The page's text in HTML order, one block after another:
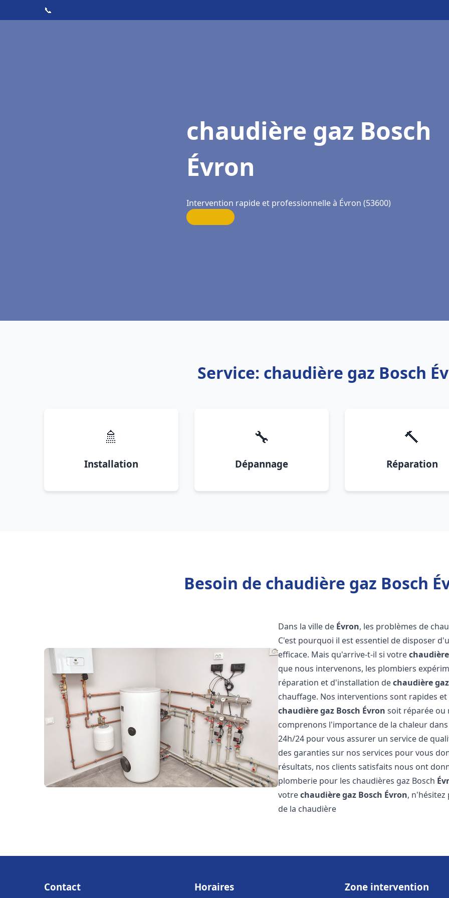
📞
chaudière gaz Bosch
Évron
Intervention rapide et professionnelle à Évron (53600)
Service: chaudière gaz Bosch
🚿
Installation
🔧
Dépannage
🔨
Réparation
Besoin de chaudière gaz Bosch
Dans la ville de Évron, les problèmes de
C'est pourquoi il est essentiel de disposer
efficace. Mais qu'arrive-t-il si votre
que nous intervenons, les plombiers
réparation et d'installation dechaudière
chauffage. Nos interventions sont rapides
chaudière gaz Bosch Évron soit réparée ou
comprenons l'importance de la chaleur
24h/24 pour vous assurer un service de
des garanties sur nos services pour vous
résultats, nos clients satisfaits nous ont
plomberie pour les chaudières gaz Bosch
votrechaudière gaz Bosch Évron, n'hésitez
de la chaudière
Contact Horaires Zone intervention